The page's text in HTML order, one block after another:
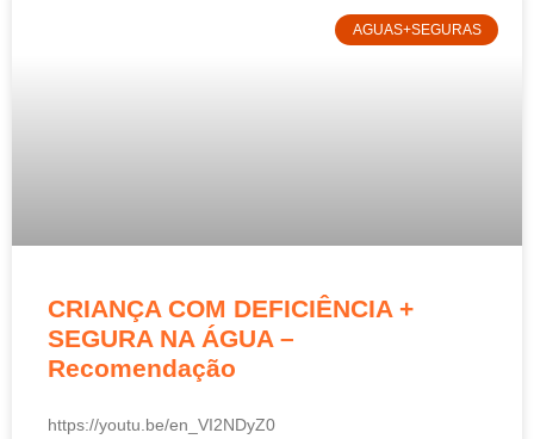
AGUAS+SEGURAS
CRIANÇA COM DEFICIÊNCIA +
SEGURA NA ÁGUA –
Recomendação
https://youtu.be/en_VI2NDyZ0